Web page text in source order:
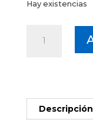
Hay existencias
Nouvelle
cantidad
Descripción